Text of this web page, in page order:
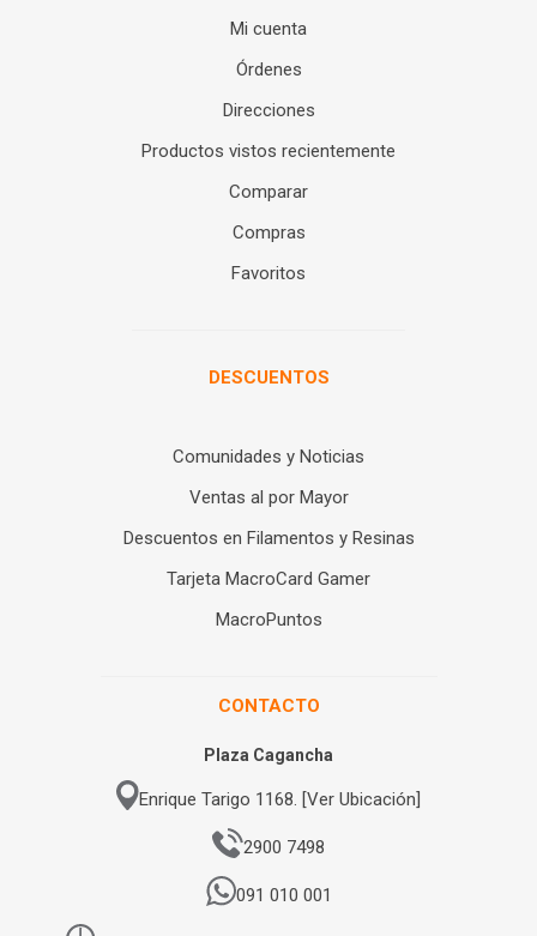
Mi cuenta
Órdenes
Direcciones
Productos vistos recientemente
Comparar
Compras
Favoritos
DESCUENTOS
Comunidades y Noticias
Ventas al por Mayor
Descuentos en Filamentos y Resinas
Tarjeta MacroCard Gamer
MacroPuntos
CONTACTO
Plaza Cagancha
Enrique Tarigo 1168. [Ver Ubicación]
2900 7498
091 010 001